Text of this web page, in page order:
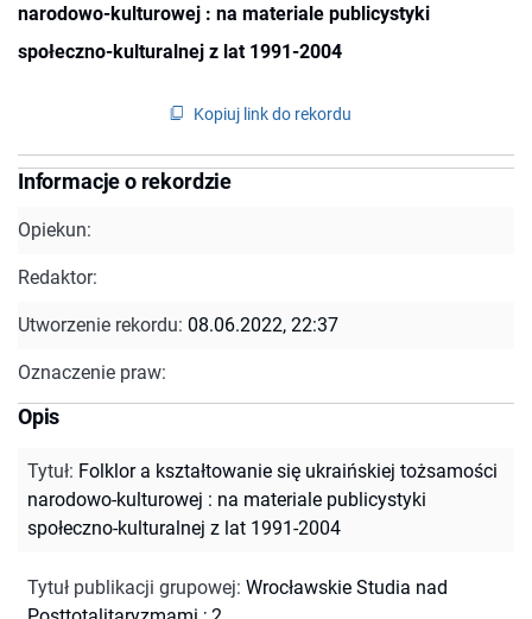
narodowo-kulturowej : na materiale publicystyki
społeczno-kulturalnej z lat 1991-2004
Kopiuj link do rekordu
Informacje o rekordzie
Opiekun:
Redaktor:
Utworzenie rekordu: 08.06.2022, 22:37
Oznaczenie praw:
Opis
Tytuł: Folklor a kształtowanie się ukraińskiej tożsamości
narodowo-kulturowej : na materiale publicystyki
społeczno-kulturalnej z lat 1991-2004
Tytuł publikacji grupowej: Wrocławskie Studia nad